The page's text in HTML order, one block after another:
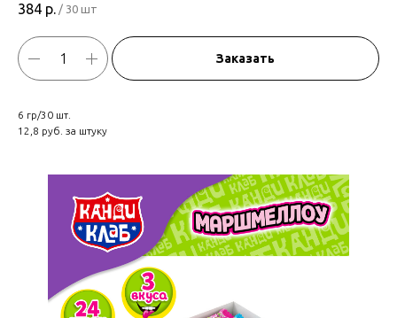
384 р. / 30 шт
Заказать
6 гр/30 шт.
12,8 руб. за штуку